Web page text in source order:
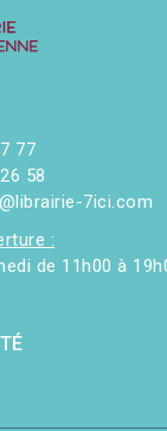
77
58
7ici.com
:
de 11h00 à